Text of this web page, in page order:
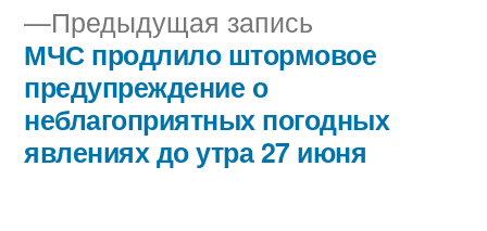
записям
Предыдущая запись
запись:
МЧС продлило штормовое
предупреждение о
неблагоприятных погодных
явлениях до утра 27 июня